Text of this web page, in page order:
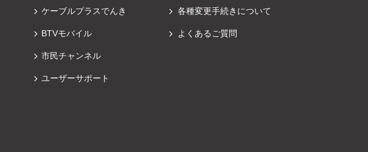
ケーブルプラスでんき
BTVモバイル
市民チャンネル
ユーザーサポート
各種変更手続きについて
よくあるご質問